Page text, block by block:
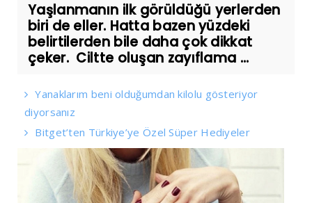
Yaşlanmanın ilk görüldüğü yerlerden
biri de eller. Hatta bazen yüzdeki
belirtilerden bile daha çok dikkat
çeker. Ciltte oluşan zayıflama ...
Yanaklarım beni olduğumdan kilolu gösteriyor
diyorsanız
Bitget’ten Türkiye’ye Özel Süper Hediyeler